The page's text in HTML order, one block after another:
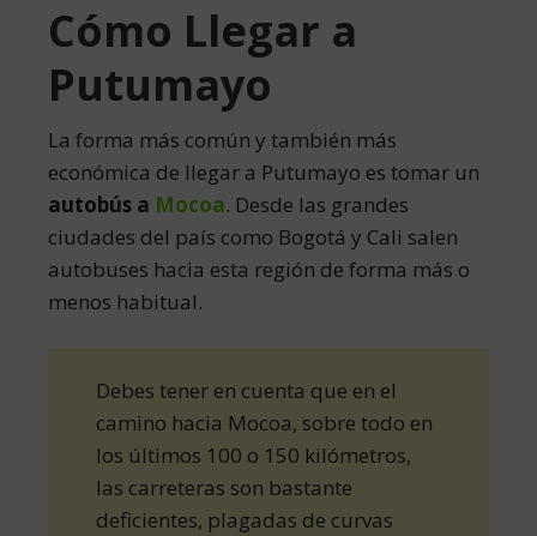
Cómo Llegar a
Putumayo
La forma más común y también más
económica de llegar a Putumayo es tomar un
autobús a Mocoa. Desde las grandes
ciudades del país como Bogotá y Cali salen
autobuses hacia esta región de forma más o
menos habitual.
Debes tener en cuenta que en el
camino hacia Mocoa, sobre todo en
los últimos 100 o 150 kilómetros,
las carreteras son bastante
deficientes, plagadas de curvas